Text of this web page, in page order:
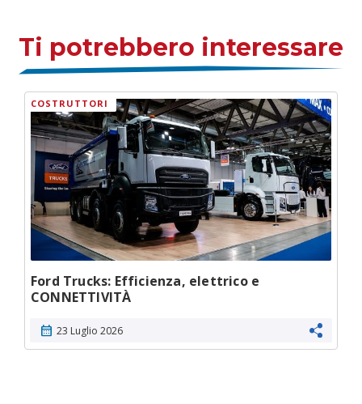
Ti potrebbero interessare
COSTRUTTORI
Ford Trucks: Efficienza, elettrico e
CONNETTIVITÀ
calendar_month 23 Luglio 2026